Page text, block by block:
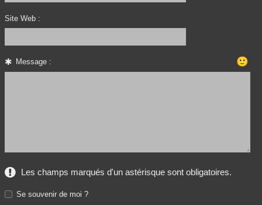
Site Web :
Message : 🙂
Les champs marqués d'un astérisque sont obligatoires.
Se souvenir de moi ?